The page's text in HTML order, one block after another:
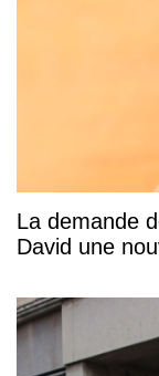
La demande
David une